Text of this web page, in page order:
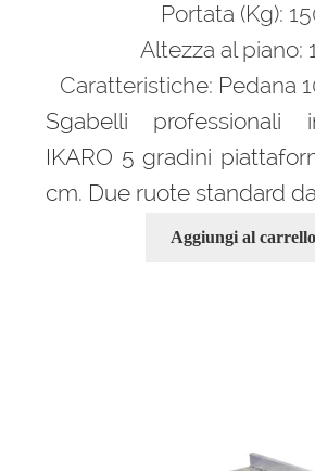
Portata (Kg):
Altezza al piano:
Caratteristiche: Pedana
Sgabelli professionali
IKARO 5 gradini
cm. Due ruote standard
Aggiungi al carrello